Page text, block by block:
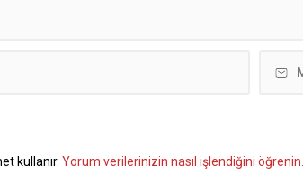
kullanır. Yorum verilerinizin nasıl işlendiğini öğrenin.